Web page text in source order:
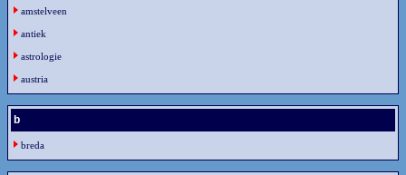
amstelveen
antiek
astrologie
austria
b
breda